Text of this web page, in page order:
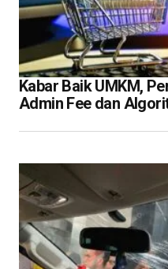
Kabar Baik UMKM,
Admin Fee dan